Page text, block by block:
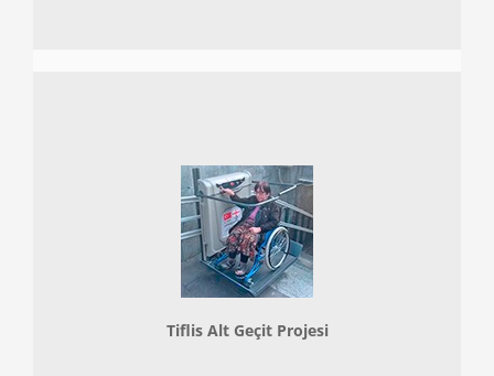
Tiflis Alt Geçit Projesi